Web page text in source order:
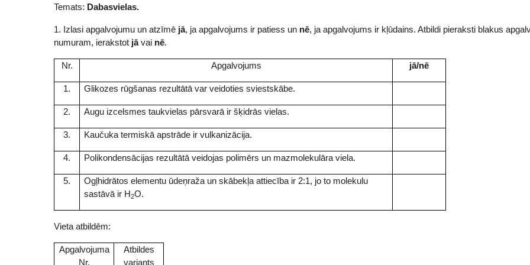
Temats: Dabasvielas.
1. Izlasi apgalvojumu un atzīmē jā, ja apgalvojums ir patiess un nē, ja apgalvojums ir kļūdains. Atbildi pieraksti blakus
numuram, ierakstot jāvai nē.
Nr. Apgalvojums jā/nē
1. Glikozes rūgšanas rezultātā var veidoties sviestskābe.
2. Augu izcelsmes taukvielas pārsvarā ir šķidrās vielas.
3. Kaučuka termiskā apstrāde ir vulkanizācija.
4. Polikondensācijas rezultātā veidojas polimērs un mazmolekulāra viela.
5.
Ogļhidrātos elementu ūdeņraža un skābekļa attiecība ir 2:1, jo to molekulu
sastāvā ir H2O.
Vieta atbildēm:
Apgalvojuma
Nr.
Atbildes
variants